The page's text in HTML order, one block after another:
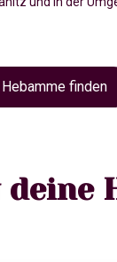
finden